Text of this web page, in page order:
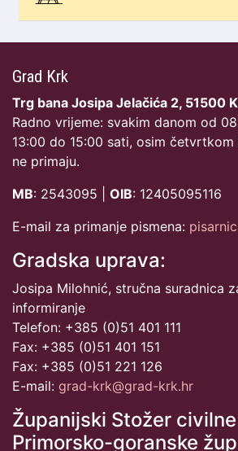
Grad Krk
Trg bana Josipa Jelačića 2, 51500
Radno vrijeme: svakim danom od
13:00 do 15:00 sati, osim
ne primaju.
MB: 2543095 | OIB: 12405095116
E-mail za primanje pismena:
Gradska uprava:
Josipa Milohnić, stručna suradnica
informiranje
Telefon: +385 (0)51 401 111
Fax: +385 (0)51 401 151
Fax: +385 (0)51 221 126
E-mail: grad-krk@grad-krk.hr
Županijski Stožer
Primorsko-goranske